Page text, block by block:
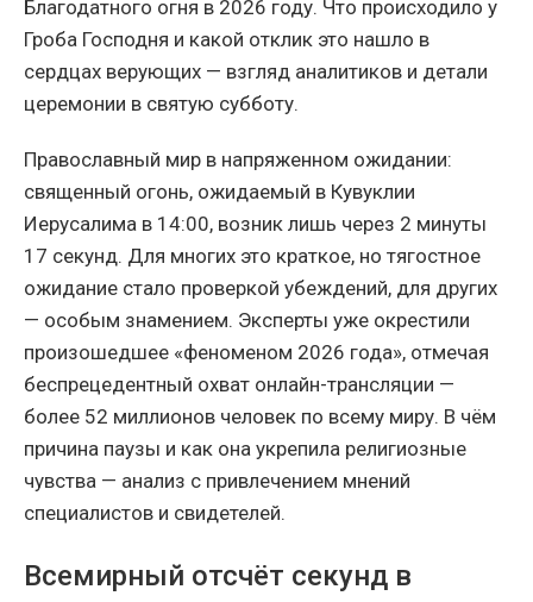
Благодатного огня в 2026 году. Что происходило у
Гроба Господня и какой отклик это нашло в
сердцах верующих — взгляд аналитиков и детали
церемонии в святую субботу.
Православный мир в напряженном ожидании:
священный огонь, ожидаемый в Кувуклии
Иерусалима в 14:00, возник лишь через 2 минуты
17 секунд. Для многих это краткое, но тягостное
ожидание стало проверкой убеждений, для других
— особым знамением. Эксперты уже окрестили
произошедшее «феноменом 2026 года», отмечая
беспрецедентный охват онлайн-трансляции —
более 52 миллионов человек по всему миру. В чём
причина паузы и как она укрепила религиозные
чувства — анализ с привлечением мнений
специалистов и свидетелей.
Всемирный отсчёт секунд в